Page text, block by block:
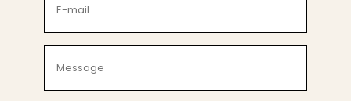
mail
(Nécessaire)
(Nécessaire)